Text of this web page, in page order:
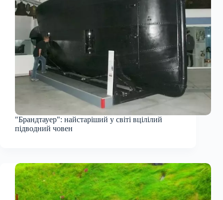
"Брандтауер": найстаріший у світі вцілілий
підводний човен